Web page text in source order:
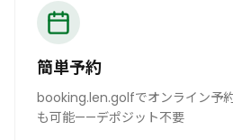
簡単予約
booking.len.golfでオンライン予
も可能——デポジット不要